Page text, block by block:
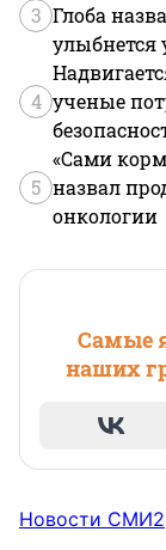
3 Глоба
улыбнется
4 ученые
5
«Сами
назвал
онкологии
Самые
наших
Новости СМИ2